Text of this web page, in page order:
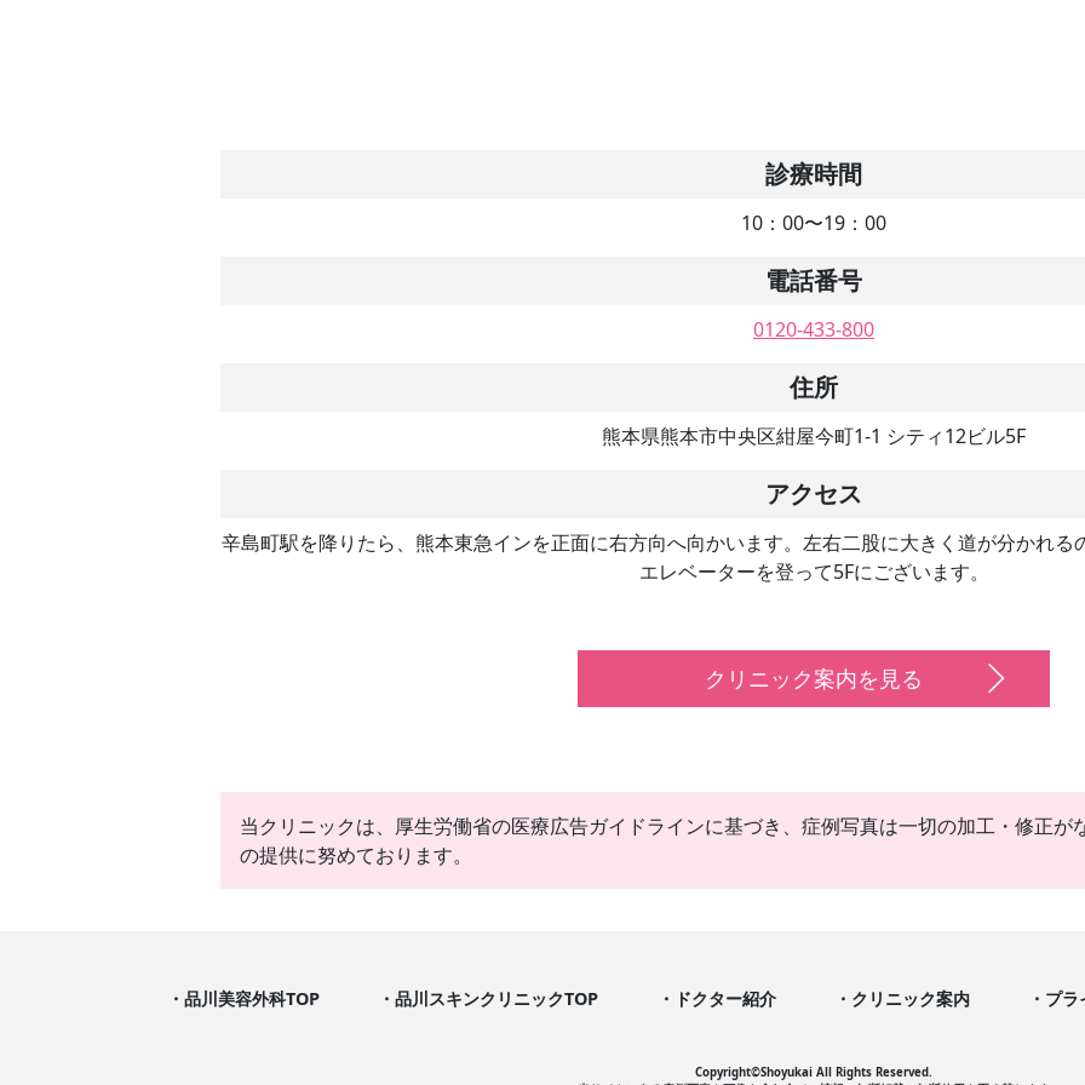
診療時間
10：00〜19：00
電話番号
0120-433-800
住所
熊本県熊本市中央区紺屋今町1-1 シティ12ビル5F
アクセス
辛島町駅を降りたら、熊本東急インを正面に右方向へ向かいます。左右二股に大きく道が分かれ
エレベーターを登って5Fにございます。
クリニック案内を見る
当クリニックは、厚生労働省の医療広告ガイドラインに基づき、症例写真は一切の加工・修正が
の提供に努めております。
品川美容外科TOP 品川スキンクリニックTOP ドクター紹介 クリニック案内 プラ
Copyright©︎Shoyukai All Rights Reserved.